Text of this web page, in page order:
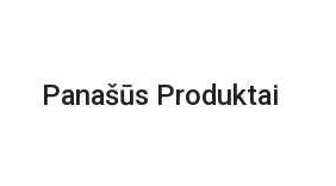
Panašūs Produktai